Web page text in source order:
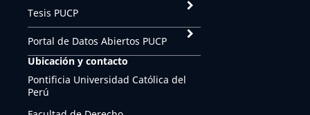
Tesis PUCP
Portal de Datos Abiertos PUCP
Ubicación y contacto
Pontificia Universidad Católica del
Perú